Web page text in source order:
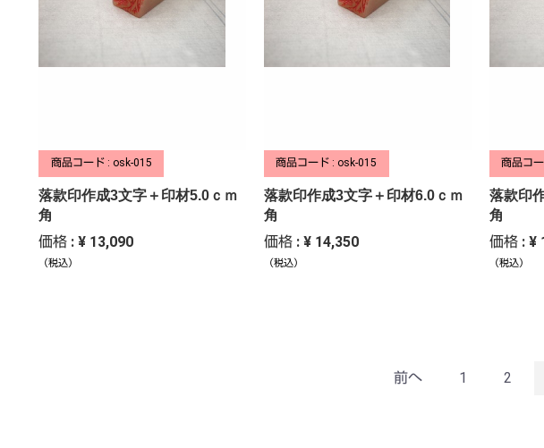
商品コード : osk-015
落款印作成3文字＋印材5.0ｃｍ
角
価格 : ¥ 13,090
（税込）
商品コード : osk-015
落款印作成3文字＋印材6.0ｃｍ
角
価格 : ¥ 14,350
（税込）
商品コ
落款印
角
価格 : ¥
（税込）
前へ 1 2